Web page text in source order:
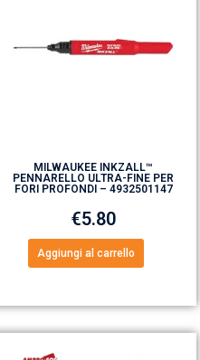
MILWAUKEE INKZALL™
PENNARELLO ULTRA-FINE PER
FORI PROFONDI – 4932501147
€5.80
Aggiungi al carrello